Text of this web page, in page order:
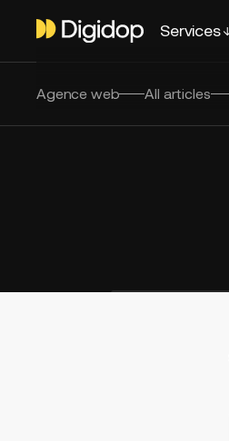
Services
Agence web All articles